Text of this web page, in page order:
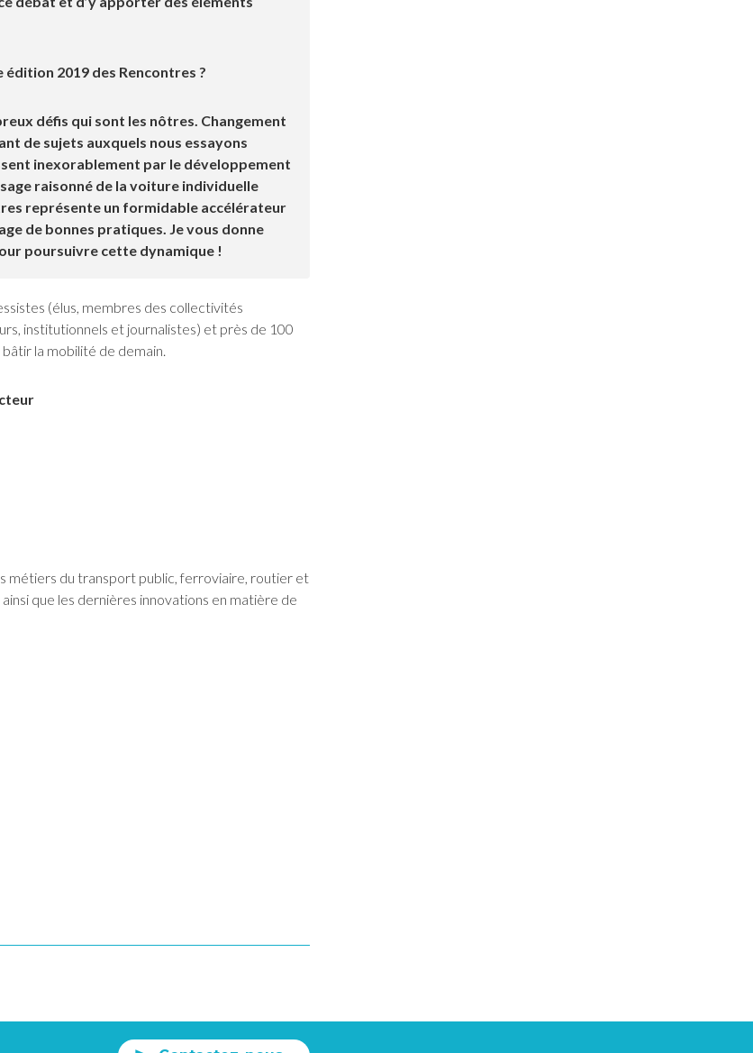
2019 des Rencontres ?
défis qui sont les nôtres. Changement
de sujets auxquels nous essayons
inexorablement par le développement
raisonné de la voiture individuelle
représente un formidable accélérateur
de bonnes pratiques. Je vous donne
poursuivre cette dynamique !
(élus, membres des collectivités
institutionnels et journalistes) et près de 100
la mobilité de demain.
métiers du transport public, ferroviaire, routier et
que les dernières innovations en matière de